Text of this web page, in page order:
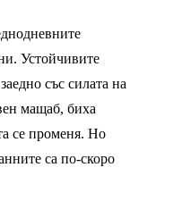
Устойчивите
със силата на
мащаб, биха
се променя. Но
са по-скоро